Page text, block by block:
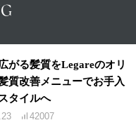
がる髪質をLegareのオリ
質改善メニューでお手入
タイルへ
42007